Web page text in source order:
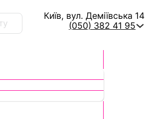
Київ, вул. Деміївська 14
(050) 382 41 95